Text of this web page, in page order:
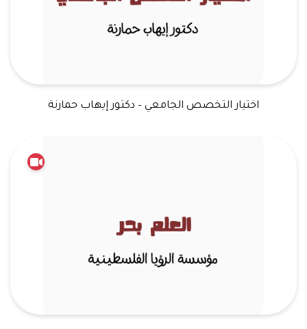
اختيار التخصص الجامعي – دكتور إيهاب حمارنة